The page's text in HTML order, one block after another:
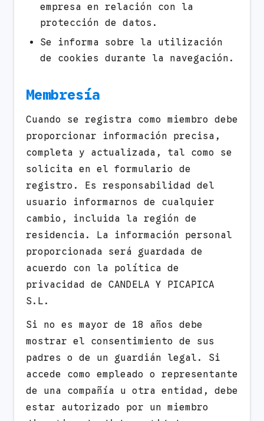
empresa en relación con la
protección de datos.
Se informa sobre la utilización
de cookies durante la navegación.
Membresía
Cuando se registra como miembro debe
proporcionar información precisa,
completa y actualizada, tal como se
solicita en el formulario de
registro. Es responsabilidad del
usuario informarnos de cualquier
cambio, incluida la región de
residencia. La información personal
proporcionada será guardada de
acuerdo con la política de
privacidad de CANDELA Y PICAPICA
S.L.
Si no es mayor de 18 años debe
mostrar el consentimiento de sus
padres o de un guardián legal. Si
accede como empleado o representante
de una compañía u otra entidad, debe
estar autorizado por un miembro